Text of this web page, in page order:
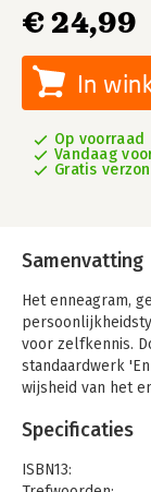
€ 24,99
In
Op voorraad
Vandaag
Gratis
Samenvatting
Het enneagram,
voor zelfkennis.
standaardwerk
wijsheid van het
persoonlijke
het aanboren van
Specificaties
ISBN13: